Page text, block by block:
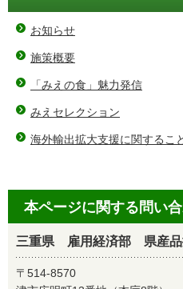
お知らせ
施策概要
「みえの食」魅力発信
みえセレクション
海外輸出拡大支援に関するこ
本ページに関する問い
三重県 雇用経済部 県産
〒514-8570